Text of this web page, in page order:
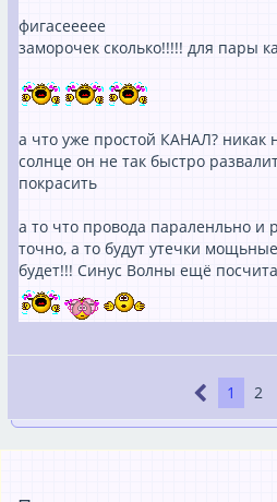
фигасеееее
заморочек сколько!!!!! для пары
а что уже простой КАНАЛ? никак
солнце он не так быстро
покрасить
а то что провода параленльно и
точно, а то будут утечки
будет!!! Синус Волны ещё
1 2